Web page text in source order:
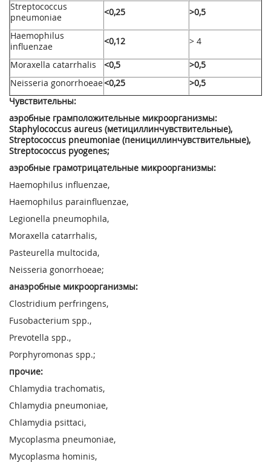
Streptococcus
pneumoniae
<0,25 >0,5
Haemophilus
influenzae
<0,12 > 4
Moraxella catarrhalis <0,5
>0,5
Neisseria gonorrhoeae<0,25
>0,5
Чувствительны:
аэробные грамположительные микроорганизмы:
Staphylococcus aureus (метициллинчувствительные),
Streptococcus pneumoniae (пенициллинчувствительные),
Streptococcus pyogenes;
аэробные грамотрицательные микроорганизмы:
Haemophilus influenzae,
Haemophilus parainfluenzae,
Legionella pneumophila,
Moraxella catarrhalis,
Pasteurella multocida,
Neisseria gonorrhoeae;
анаэробные микроорганизмы:
Clostridium perfringens,
Fusobacterium spp.,
Prevotella spp.,
Porphyromonas spp.;
прочие:
Chlamydia trachomatis,
Chlamydia pneumoniae,
Chlamydia psittaci,
Mycoplasma pneumoniae,
Mycoplasma hominis,